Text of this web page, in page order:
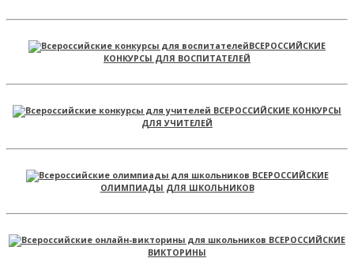
ВСЕРОССИЙСКИЕ
КОНКУРСЫ ДЛЯ ВОСПИТАТЕЛЕЙ
ВСЕРОССИЙСКИЕ КОНКУРСЫ
ДЛЯ УЧИТЕЛЕЙ
ВСЕРОССИЙСКИЕ
ОЛИМПИАДЫ ДЛЯ ШКОЛЬНИКОВ
ВСЕРОССИЙСКИЕ
ВИКТОРИНЫ